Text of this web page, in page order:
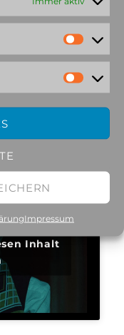
Impressum
Cookies
Cookies
Inhalt